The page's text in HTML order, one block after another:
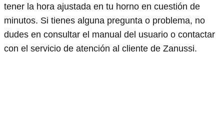
tener la hora ajustada en tu horno en cuestión de
minutos. Si tienes alguna pregunta o problema, no
dudes en consultar el manual del usuario o contactar
con el servicio de atención al cliente de Zanussi.